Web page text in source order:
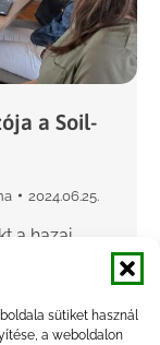
sütiket használ
a weboldalon
a Soil-
2024.06.25.
a hazai
2024.
Operatív